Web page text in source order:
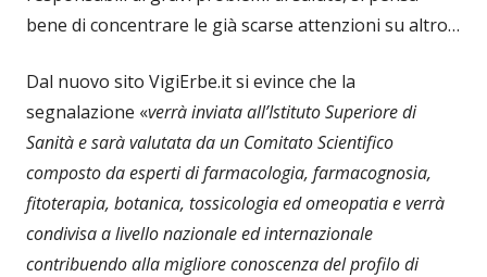
bene di concentrare le già scarse attenzioni su altro…
Dal nuovo sito VigiErbe.it si evince che la
segnalazione «verrà inviata all’Istituto Superiore di
Sanità e sarà valutata da un Comitato Scientifico
composto da esperti di farmacologia, farmacognosia,
fitoterapia, botanica, tossicologia ed omeopatia e verrà
condivisa a livello nazionale ed internazionale
contribuendo alla migliore conoscenza del profilo di